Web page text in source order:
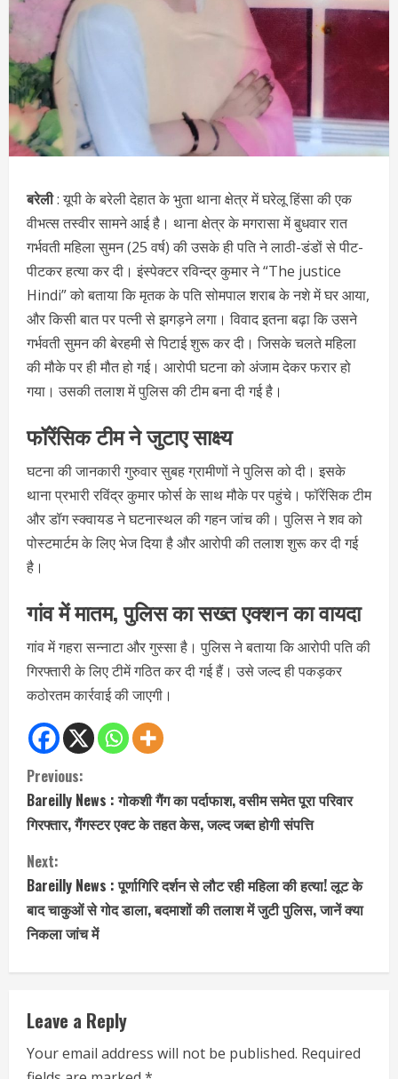
बरेली: यूपी के बरेली देहात के भुता थाना क्षेत्र में घरेलू हिंसा की एक
वीभत्स तस्वीर सामने आई है। थाना क्षेत्र के मगरासा में बुधवार रात
गर्भवती महिला सुमन (25 वर्ष) की उसके ही पति ने लाठी-डंडों से पीट-
पीटकर हत्या कर दी। इंस्पेक्टर रविन्द्र कुमार ने “The justice
Hindi” को बताया कि मृतक के पति सोमपाल शराब के नशे में घर आया,
और किसी बात पर पत्नी से झगड़ने लगा। विवाद इतना बढ़ा कि उसने
गर्भवती सुमन की बेरहमी से पिटाई शुरू कर दी। जिसके चलते महिला
की मौके पर ही मौत हो गई। आरोपी घटना को अंजाम देकर फरार हो
गया। उसकी तलाश में पुलिस की टीम बना दी गई है।
फॉरेंसिक टीम ने जुटाए साक्ष्य
घटना की जानकारी गुरुवार सुबह ग्रामीणों ने पुलिस को दी। इसके
थाना प्रभारी रविंद्र कुमार फोर्स के साथ मौके पर पहुंचे। फॉरेंसिक टीम
और डॉग स्क्वायड ने घटनास्थल की गहन जांच की। पुलिस ने शव को
पोस्टमार्टम के लिए भेज दिया है और आरोपी की तलाश शुरू कर दी गई
है।
गांव में मातम, पुलिस का सख्त एक्शन का वायदा
गांव में गहरा सन्नाटा और गुस्सा है। पुलिस ने बताया कि आरोपी पति की
गिरफ्तारी के लिए टीमें गठित कर दी गई हैं। उसे जल्द ही पकड़कर
कठोरतम कार्रवाई की जाएगी।
C
o
n
t
i
n
u
e
Previous:
Bareilly News : गोकशी गैंग का पर्दाफाश, वसीम समेत पूरा परिवार
गिरफ्तार, गैंगस्टर एक्ट के तहत केस, जल्द जब्त होगी संपत्ति
Next:
Bareilly News : पूर्णागिरि दर्शन से लौट रही महिला की हत्या! लूट के
बाद चाकुओं से गोद डाला, बदमाशों की तलाश में जुटी पुलिस, जानें क्या
निकला जांच में
Leave a Reply
Your email address will not be published. Required